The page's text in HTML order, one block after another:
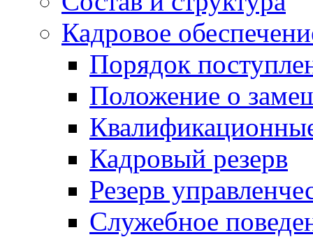
Кадровое
Порядок
Положение о
Кадровый резерв
Резерв
Служебное